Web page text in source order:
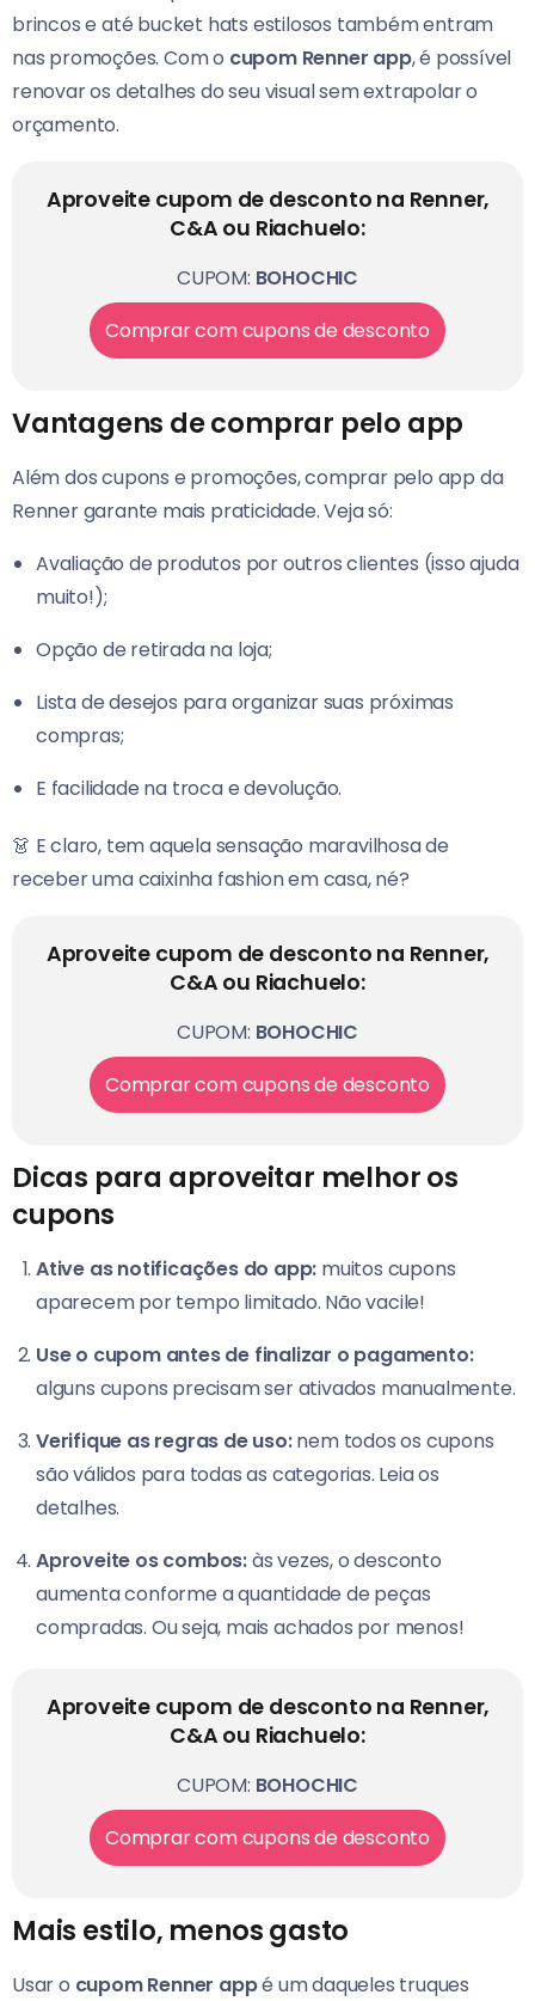
brincos e até bucket hats estilosos também entram
nas promoções. Com o cupom Renner app, é possível
renovar os detalhes do seu visual sem extrapolar o
orçamento.
Aproveite cupom de desconto na Renner,
C&A ou Riachuelo:
CUPOM: BOHOCHIC
Comprar com cupons de desconto
Vantagens de comprar pelo app
Além dos cupons e promoções, comprar pelo app da
Renner garante mais praticidade. Veja só:
Avaliação de produtos por outros clientes (isso ajuda
muito!);
Opção de retirada na loja;
Lista de desejos para organizar suas próximas
compras;
E facilidade na troca e devolução.
👗 E claro, tem aquela sensação maravilhosa de
receber uma caixinha fashion em casa, né?
Aproveite cupom de desconto na Renner,
C&A ou Riachuelo:
CUPOM: BOHOCHIC
Comprar com cupons de desconto
Dicas para aproveitar melhor os
cupons
Ative as notificações do app: muitos cupons
aparecem por tempo limitado. Não vacile!
Use o cupom antes de finalizar o pagamento:
alguns cupons precisam ser ativados manualmente.
Verifique as regras de uso:nem todos os cupons
são válidos para todas as categorias. Leia os
detalhes.
Aproveite os combos:às vezes, o desconto
aumenta conforme a quantidade de peças
compradas. Ou seja, mais achados por menos!
Aproveite cupom de desconto na Renner,
C&A ou Riachuelo:
CUPOM: BOHOCHIC
Comprar com cupons de desconto
Mais estilo, menos gasto
Usar o cupom Renner appé um daqueles truques